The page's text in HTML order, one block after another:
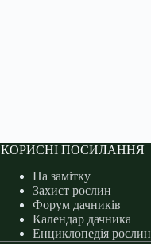
КОРИСНІ ПОСИЛАННЯ
На замітку
Захист рослин
Форум дачників
Календар дачника
Енциклопедія рослин